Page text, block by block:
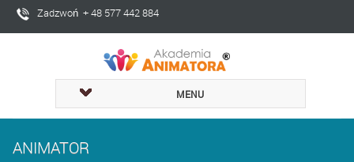
Zadzwoń + 48 577 442 884
MENU
ANIMATOR